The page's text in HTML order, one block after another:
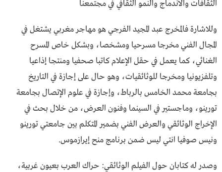
الثقافات والاندماج والنمو الثقافي في مجتمعنا
وللاشارة فالمخرج عبد المجيد الفرجي هو مهاجر مغربي يشتغل في
المجال الفني مخرجا مسرحيا ومشخصا، وبشكل خاص المسرح
الغنائي، كما يعمل في حقل الإعلام كاتبا صحفيا ومنتجا إذاعيا
وتلفزيونيا ومخرجا للوثائقيات، وهو حال على إجازة في التاريخ
بجامعة محمد الخامس بالرباط، وإجازة في علوم الإتصال بجامعة
تورينو، وماجستير في السينما وفنون العرض، من خلال بحث في
الإخراج الوثائقي والعرض الفني بضمير المتكلم بين جامعتي تورينو
ونيس صوفيا انتي ليس ضمن برنامج منح إيرازموس.
وصدر له كتابان حول الفيلم الوثائقي: حراك العرب بعيون غربية،